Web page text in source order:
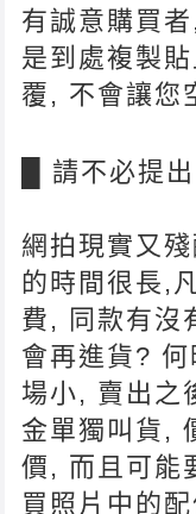
有誠意購買
是到處複製
覆, 不會讓您
█ 請不必提
網拍現實又
的時間很長,
費, 同款有沒
會再進貨?
場小, 賣出之
金單獨叫貨,
價, 而且可能
買照片中的